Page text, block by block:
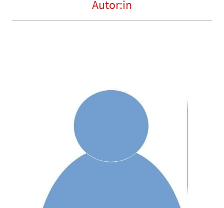
Autor:in